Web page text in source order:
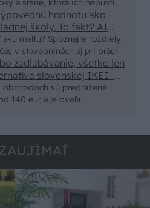
a sršne, ktorá ich nepustí
maltu? Spoznajte rozdiely,
v stavebninách aj pri práci
hodnotu ako
To fakt? AI
a doba schnutia tak 15
kryštálikou. A rozdiel
Nič?
obchodoch sú predražené.
140 eur a je oveľa
zadlabávanie, všetko len
slovenskej IKEI -
si nedal veľa námahy s
škoda. No lepšie než